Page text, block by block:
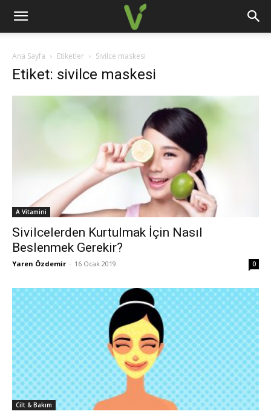
Ana Sayfa Etiketler Sivilce maskesi
Etiket: sivilce maskesi
A Vitamini
Sivilcelerden Kurtulmak İçin Nasıl
Beslenmek Gerekir?
Yaren Özdemir - 16 Ocak 2019 0
Cilt & Bakım